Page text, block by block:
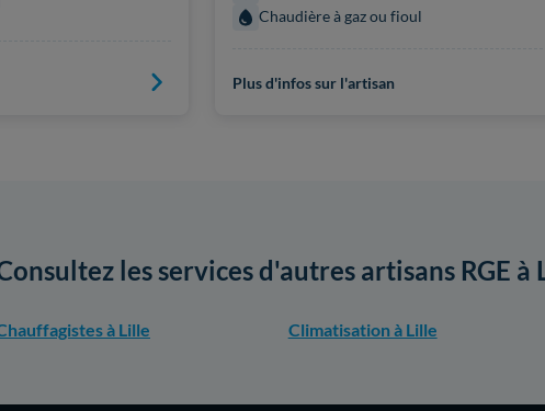
Chaudière à gaz ou fioul
Plus d'infos sur l'artisan
les services d'autres artisans RGE à
à Lille Climatisation à Lille